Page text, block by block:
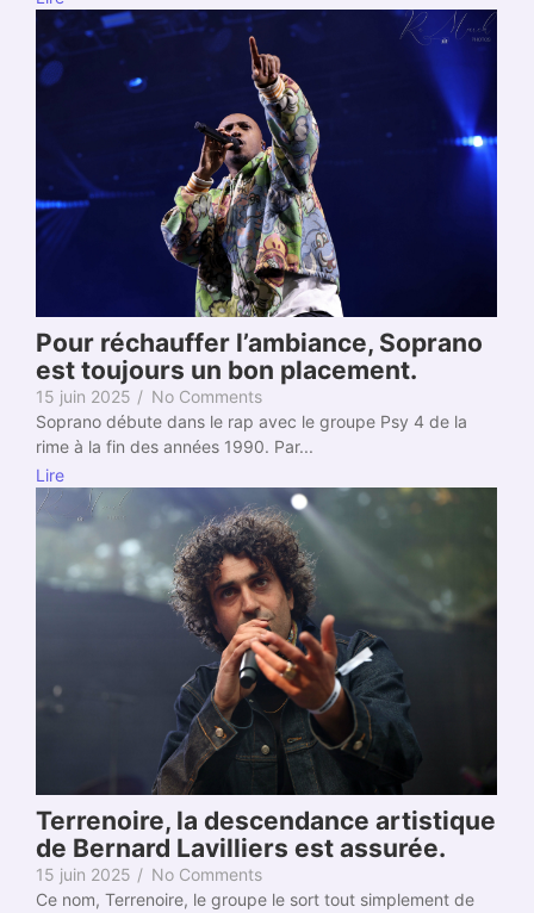
Pour réchauffer l’ambiance, Soprano
est toujours un bon placement.
15 juin 2025 / No Comments
Soprano débute dans le rap avec le groupe Psy 4 de la
rime à la fin des années 1990. Par...
Lire
Terrenoire, la descendance artistique
de Bernard Lavilliers est assurée.
15 juin 2025 / No Comments
Ce nom, Terrenoire, le groupe le sort tout simplement de